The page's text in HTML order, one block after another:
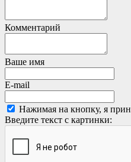
Комментарий
Ваше имя
E-mail
Нажимая на кнопку, я
Введите текст с картинки: